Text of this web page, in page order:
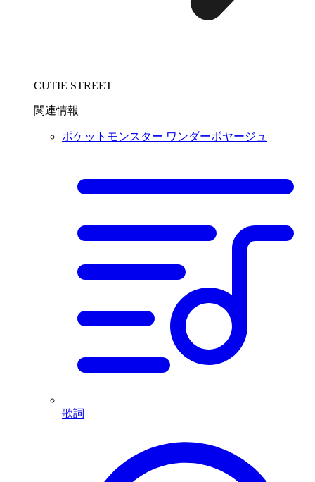
CUTIE STREET
関連情報
ポケットモンスター ワンダーボヤージュ
歌詞